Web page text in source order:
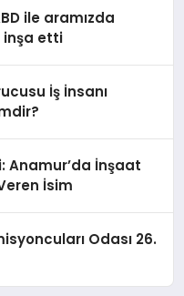
ile aramızda
etti
İş İnsanı
Anamur’da İnşaat
İsim
Odası 26.